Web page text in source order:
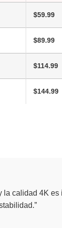
$59.99
$89.99
$114.99
$144.99
la calidad 4K es